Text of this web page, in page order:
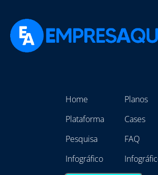
Home
Plataforma
Pesquisa
Infográfico
Planos
Cases
FAQ